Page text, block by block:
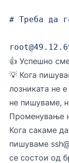
# Треба да
👍 Успешно
💡 Кога
лозниката не
не пишуваме,
Променување
Кога сакаме
пишуваме
се состои од